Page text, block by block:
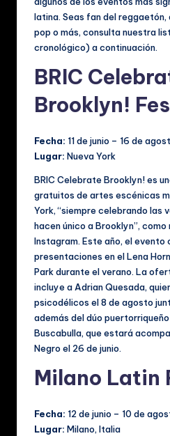
latina. Seas fan del reggaetón,
pop o más, consulta nuestra
cronológico) a continuación.
BRIC
Brooklyn!
Fecha: 11 de junio – 16 de
Lugar: Nueva York
BRIC Celebrate Brooklyn! es
gratuitos de artes escénicas
York, “siempre celebrando las
hacen único a Brooklyn”,
Instagram. Este año, el evento
presentaciones en el Lena
Park durante el verano. La
incluye a Adrian Quesada,
psicodélicos el 8 de agosto
además del dúo
Buscabulla, que estará
Negro el 26 de junio.
Milano Latin
Fecha: 12 de junio – 10 de
Lugar: Milano, Italia